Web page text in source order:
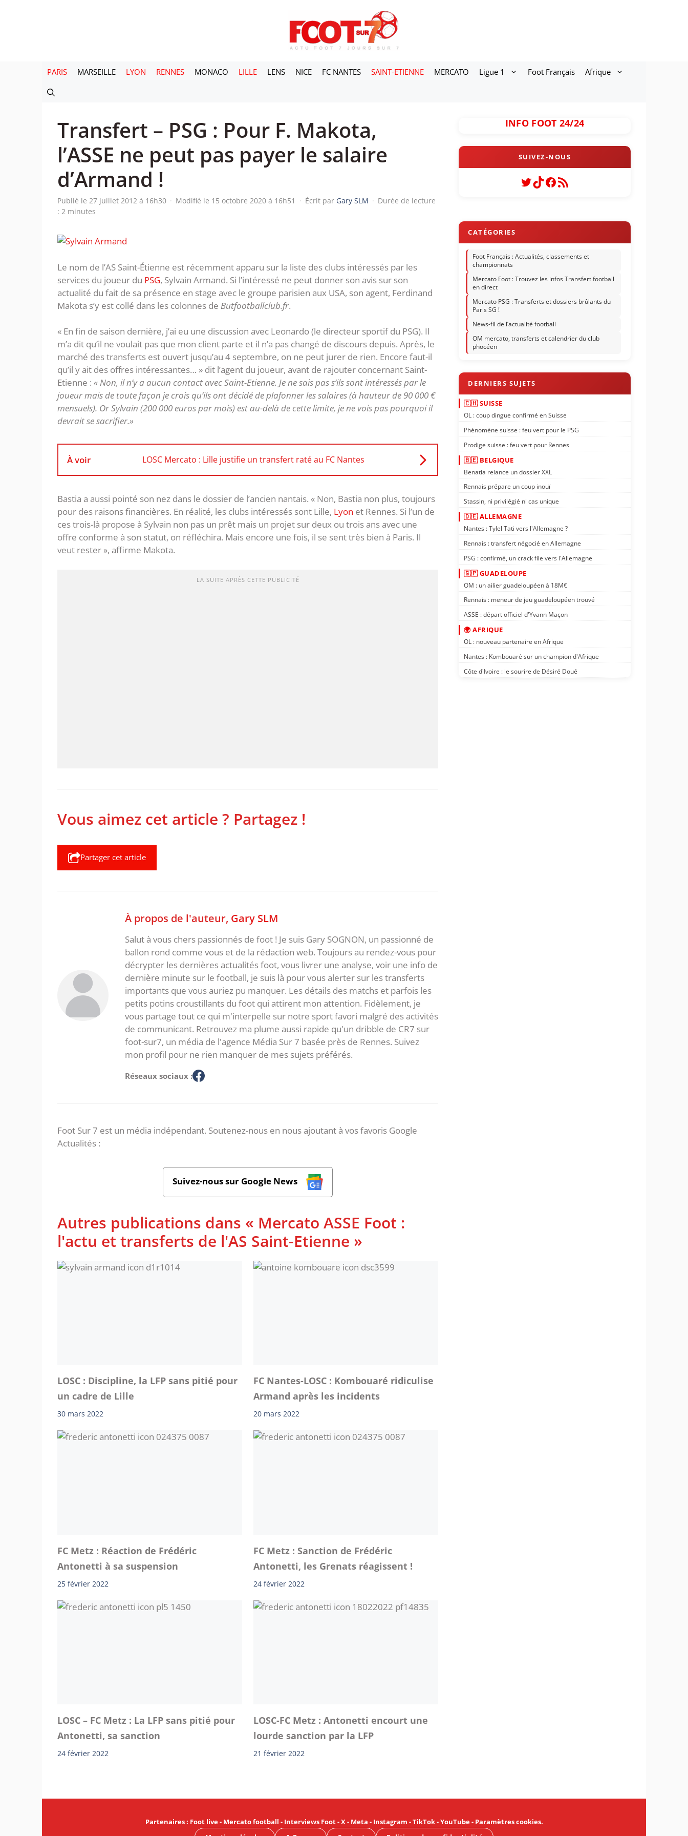
PARIS MARSEILLE LYON RENNES MONACO LILLE LENS NICE FC NANTES SAINT-ETIENNE MERCATO Ligue 1 Foot Français Afrique
Transfert – PSG : Pour F. Makota,
l’ASSE ne peut pas payer le salaire
d’Armand !
Publié le 27 juillet 2012 à 16h30 · Modifié le 15 octobre 2020 à 16h51 · Écrit par Gary SLM · Durée de lecture
: 2 minutes
Le nom de l’AS Saint-Étienne est récemment apparu sur la liste des clubs intéressés par les
services du joueur du PSG, Sylvain Armand. Si l’intéressé ne peut donner son avis sur son
actualité du fait de sa présence en stage avec le groupe parisien aux USA, son agent, Ferdinand
Makota s’y est collé dans les colonnes de Butfootballclub.fr.
« En fin de saison dernière, j’ai eu une discussion avec Leonardo (le directeur sportif du PSG). Il
m’a dit qu’il ne voulait pas que mon client parte et il n’a pas changé de discours depuis. Après, le
marché des transferts est ouvert jusqu’au 4 septembre, on ne peut jurer de rien. Encore faut-il
qu’il y ait des offres intéressantes… » dit l’agent du joueur, avant de rajouter concernant Saint-
Etienne : « Non, il n’y a aucun contact avec Saint-Etienne. Je ne sais pas s’ils sont intéressés par le
joueur mais de toute façon je crois qu’ils ont décidé de plafonner les salaires (à hauteur de 90 000 €
mensuels). Or Sylvain (200 000 euros par mois) est au-delà de cette limite, je ne vois pas pourquoi il
devrait se sacrifier.»
À voir LOSC Mercato : Lille justifie un transfert raté au FC Nantes
Bastia a aussi pointé son nez dans le dossier de l’ancien nantais. « Non, Bastia non plus, toujours
pour des raisons financières. En réalité, les clubs intéressés sont Lille, Lyon et Rennes. Si l’un de
ces trois-là propose à Sylvain non pas un prêt mais un projet sur deux ou trois ans avec une
offre conforme à son statut, on réfléchira. Mais encore une fois, il se sent très bien à Paris. Il
veut rester », affirme Makota.
LA SUITE APRÈS CETTE PUBLICITÉ
Vous aimez cet article ? Partagez !
Partager cet article
À propos de l'auteur, Gary SLM
Salut à vous chers passionnés de foot ! Je suis Gary SOGNON, un passionné de
ballon rond comme vous et de la rédaction web. Toujours au rendez-vous pour
décrypter les dernières actualités foot, vous livrer une analyse, voir une info de
dernière minute sur le football, je suis là pour vous alerter sur les transferts
importants que vous auriez pu manquer. Les détails des matchs et parfois les
petits potins croustillants du foot qui attirent mon attention. Fidèlement, je
vous partage tout ce qui m'interpelle sur notre sport favori malgré des activités
de communicant. Retrouvez ma plume aussi rapide qu'un dribble de CR7 sur
foot-sur7, un média de l'agence Média Sur 7 basée près de Rennes. Suivez
mon profil pour ne rien manquer de mes sujets préférés.
Réseaux sociaux :
Foot Sur 7 est un média indépendant. Soutenez-nous en nous ajoutant à vos favoris Google
Actualités :
Suivez-nous sur Google News
Autres publications dans « Mercato ASSE Foot :
l'actu et transferts de l'AS Saint-Etienne »
LOSC : Discipline, la LFP sans pitié pour
un cadre de Lille
30 mars 2022
FC Nantes-LOSC : Kombouaré ridiculise
Armand après les incidents
20 mars 2022
FC Metz : Réaction de Frédéric
Antonetti à sa suspension
25 février 2022
FC Metz : Sanction de Frédéric
Antonetti, les Grenats réagissent !
24 février 2022
LOSC – FC Metz : La LFP sans pitié pour
Antonetti, sa sanction
24 février 2022
LOSC-FC Metz : Antonetti encourt une
lourde sanction par la LFP
21 février 2022
INFO FOOT 24/24
Twitter
TikTok
Facebook
Flux RSS
Foot Français : Actualités, classements et
championnats
Mercato Foot : Trouvez les infos Transfert football
en direct
Mercato PSG : Transferts et dossiers brûlants du
Paris SG !
News-fil de l’actualité football
OM mercato, transferts et calendrier du club
phocéen
🇨🇭 SUISSE
OL : coup dingue confirmé en Suisse
Phénomène suisse : feu vert pour le PSG
Prodige suisse : feu vert pour Rennes
🇧🇪 BELGIQUE
Benatia relance un dossier XXL
Rennais prépare un coup inouï
Stassin, ni privilégié ni cas unique
🇩🇪 ALLEMAGNE
Nantes : Tylel Tati vers l'Allemagne ?
Rennais : transfert négocié en Allemagne
PSG : confirmé, un crack file vers l'Allemagne
🇬🇵 GUADELOUPE
OM : un ailier guadeloupéen à 18M€
Rennais : meneur de jeu guadeloupéen trouvé
ASSE : départ officiel d'Yvann Maçon
🌍 AFRIQUE
OL : nouveau partenaire en Afrique
Nantes : Kombouaré sur un champion d'Afrique
Côte d'Ivoire : le sourire de Désiré Doué
Partenaires: Foot live- Mercato football - Interviews Foot-X- Meta - Instagram -TikTok-YouTube- Paramètres cookies.